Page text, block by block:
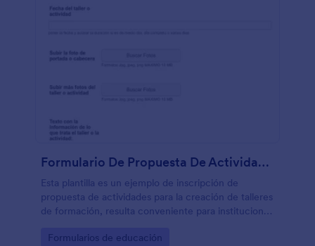
Formulario De Propuesta De Actividad Para Crear Taller
Esta plantilla es un ejemplo de inscripción de
propuesta de actividades para la creación de talleres
de formación, resulta conveniente para instituciones
organizaciones que llevan a concurso la creación de
Go to Category:
Formularios de educación